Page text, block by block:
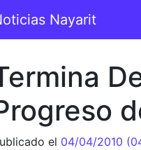
principal
Nayarit
el 04/04/2010